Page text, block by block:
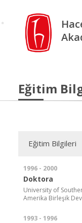
Eğitim
Eğitim Bilgileri
1996 - 2000
Doktora
University of
Amerika Birleşik
1993 - 1996